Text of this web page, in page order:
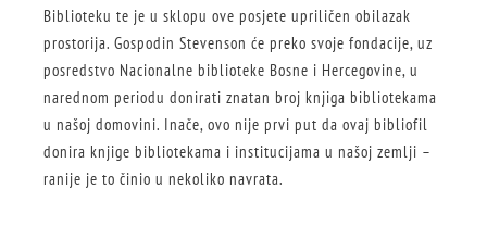
Biblioteku te je u sklopu ove posjete upriličen obilazak
prostorija. Gospodin Stevenson će preko svoje fondacije, uz
posredstvo Nacionalne biblioteke Bosne i Hercegovine, u
narednom periodu donirati znatan broj knjiga bibliotekama
u našoj domovini. Inače, ovo nije prvi put da ovaj bibliofil
donira knjige bibliotekama i institucijama u našoj zemlji –
ranije je to činio u nekoliko navrata.